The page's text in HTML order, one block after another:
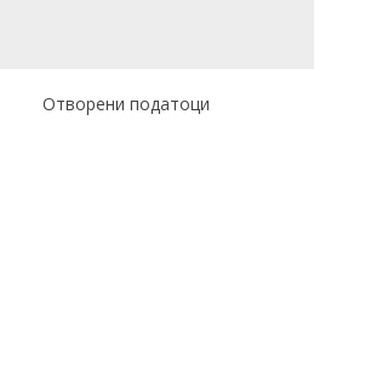
Отворени податоци